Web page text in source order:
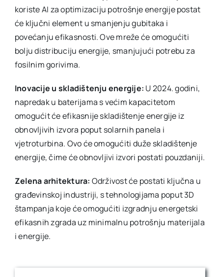
koriste AI za optimizaciju potrošnje energije postat
će ključni element u smanjenju gubitaka i
povećanju efikasnosti. Ove mreže će omogućiti
bolju distribuciju energije, smanjujući potrebu za
fosilnim gorivima.
Inovacije u skladištenju energije: U 2024. godini,
napredak u baterijama s većim kapacitetom
omogućit će efikasnije skladištenje energije iz
obnovljivih izvora poput solarnih panela i
vjetroturbina. Ovo će omogućiti duže skladištenje
energije, čime će obnovljivi izvori postati pouzdaniji.
Zelena arhitektura: Održivost će postati ključna u
građevinskoj industriji, s tehnologijama poput 3D
štampanja koje će omogućiti izgradnju energetski
efikasnih zgrada uz minimalnu potrošnju materijala
i energije.